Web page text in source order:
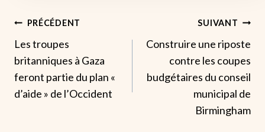
Navigation
De
L’article
PRÉCÉDENT
Les troupes
britanniques à Gaza
feront partie du plan «
d’aide » de l’Occident
SUIVANT
Construire une riposte
contre les coupes
budgétaires du conseil
municipal de
Birmingham